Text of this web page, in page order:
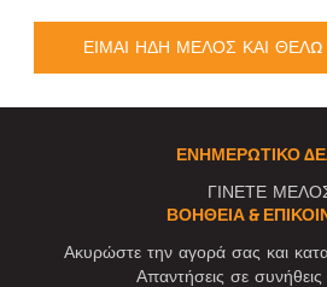
ΕΙΜΑΙ ΗΔΗ ΜΕΛΟΣ ΚΑΙ
ΕΝΗΜΕΡΩΤΙΚΌ
ΓΙΝΕΤΕ
ΒΟΉΘΕΙΑ &
Ακυρώστε την αγορά σας και
Απαντήσεις σε συνήθεις